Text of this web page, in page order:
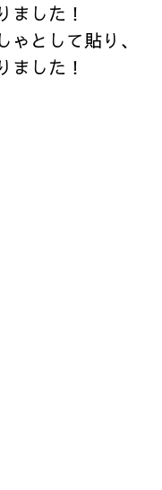
ました！
として貼り、
ました！